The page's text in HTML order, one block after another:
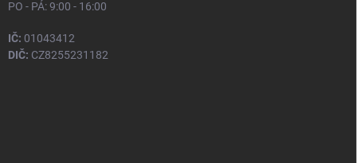
PO - PÁ: 9:00 - 16:00
IČ: 01043412
DIČ: CZ8255231182